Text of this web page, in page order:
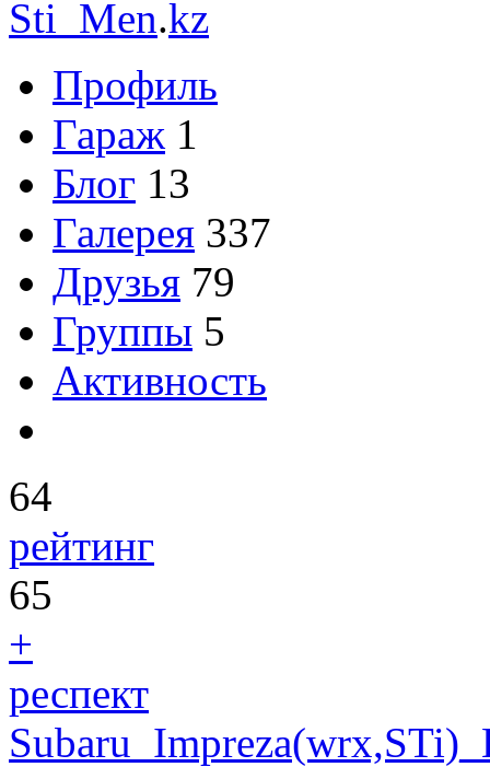
Sti_Men.kz
Профиль
Гараж 1
Блог 13
Галерея 337
Друзья 79
Группы 5
Активность
64
рейтинг
65
+
респект